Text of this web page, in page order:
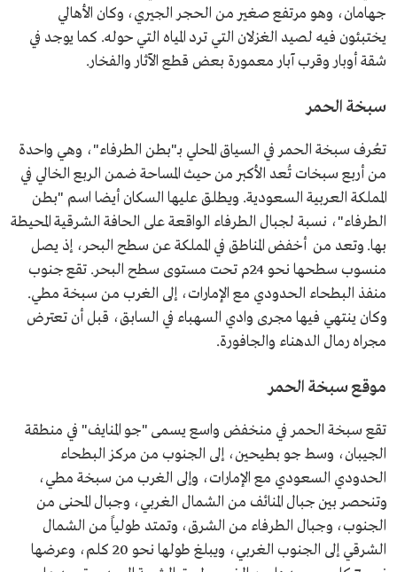
جهامان، وهو مرتفع صغير من الحجر الجيري، وكان الأهالي
يختبئون فيه لصيد الغزلان التي ترد المياه التي حوله. كما يوجد في
شقة أوبار وقرب آبار معمورة بعض قطع الآثار والفخار.
سبخة الحمر
تعُرف سبخة الحمر في السياق المحلي بـ"بطن الطرفاء"، وهي واحدة
من أربع سبخات تُعد الأكبر من حيث المساحة ضمن الربع الخالي في
المملكة العربية السعودية. ويطلق عليها السكان أيضا اسم "بطن
الطرفاء"، نسبة لجبال الطرفاء الواقعة على الحافة الشرقية المحيطة
بها. وتعد من أخفض المناطق في المملكة عن سطح البحر، إذ يصل
منسوب سطحها نحو 24م تحت مستوى سطح البحر. تقع جنوب
منفذ البطحاء الحدودي مع الإمارات، إلى الغرب من سبخة مطي.
وكان ينتهي فيها مجرى وادي السهباء في السابق، قبل أن تعترض
مجراه رمال الدهناء والجافورة.
موقع سبخة الحمر
تقع سبخة الحمر في منخفض واسع يسمى "جو المنايف" في منطقة
الجيبان، وسط جو بطيحين، إلى الجنوب من مركز البطحاء
الحدودي السعودي مع الإمارات، وإلى الغرب من سبخة مطي،
وتنحصر بين جبال المنائف من الشمال الغربي، وجبال المحنى من
الجنوب، وجبال الطرفاء من الشرق، وتمتد طولياً من الشمال
الشرقي إلى الجنوب الغربي، ويبلغ طولها نحو 20 كلم، وعرضها